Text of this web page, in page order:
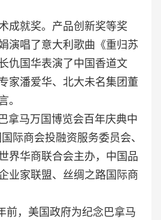
成就奖。产品创新奖等奖
演唱了意大利歌曲《重归苏
仇国华表演了中国香道文
家潘爱华、北大未名集团董
。
拿马万国博览会百年庆典中
际商会投融资服务委员会、
界华商联合会主办，中国品
业家联盟、丝绸之路国际商
前，美国政府为纪念巴拿马